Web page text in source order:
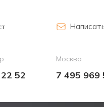
52
Москва
7 495 969